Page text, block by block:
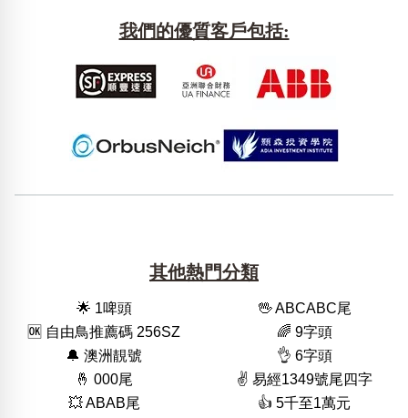
我們的優質客戶包括:
其他熱門分類
🌟 1啤頭
🖖 ABCABC尾
🆗️ 自由鳥推薦碼 256SZ
🌈 9字頭
🔔 澳洲靚號
👌 6字頭
🤞 000尾
✌️ 易經1349號尾四字
💥 ABAB尾
👍 5千至1萬元